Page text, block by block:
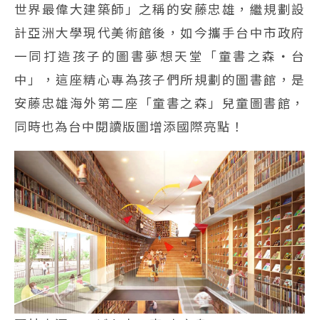
世界最偉大建築師」之稱的安藤忠雄，繼規劃設
計亞洲大學現代美術館後，如今攜手台中市政府
一同打造孩子的圖書夢想天堂「童書之森・台
中」，這座精心專為孩子們所規劃的圖書館，是
安藤忠雄海外第二座「童書之森」兒童圖書館，
同時也為台中閱讀版圖增添國際亮點！